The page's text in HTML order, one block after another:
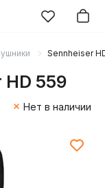
Sennheiser
559
Нет в наличии